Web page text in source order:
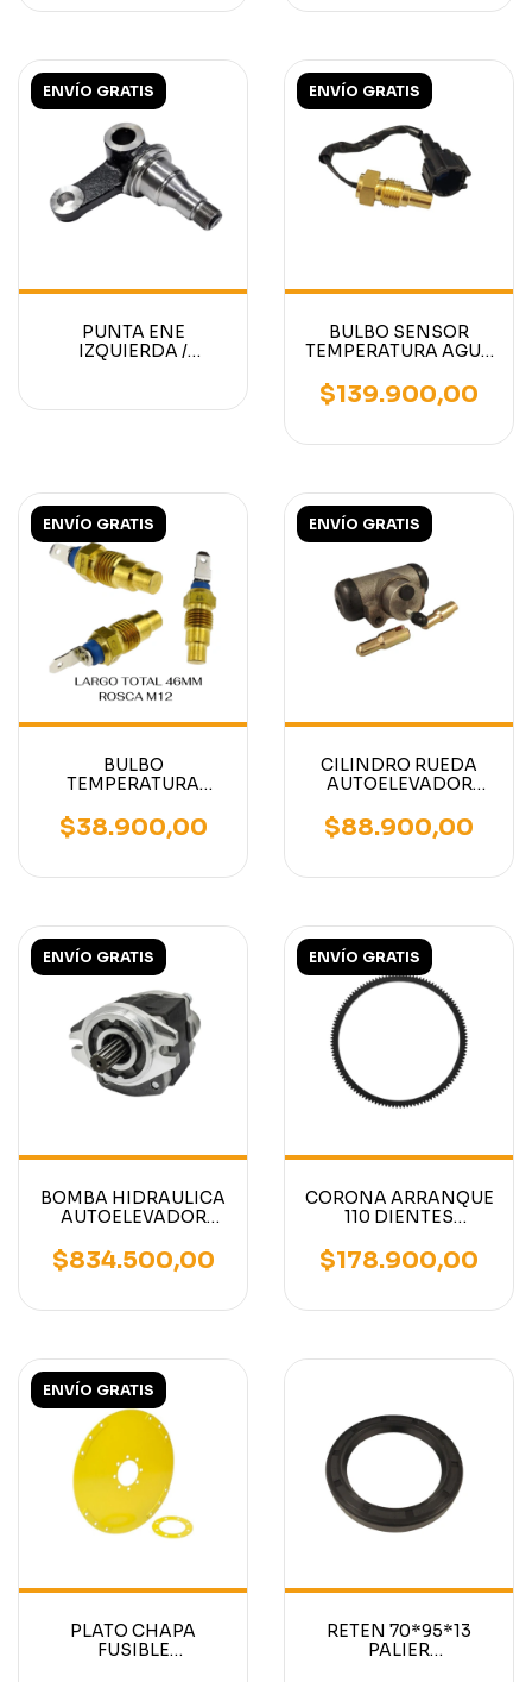
ENVÍO GRATIS
PUNTA ENE
IZQUIERDA /
CATERPILLAR /
ENVÍO GRATIS
BULBO SENSOR
TEMPERATURA AGUA
S4S
$139.900,00
ENVÍO GRATIS
BULBO
TEMPERATURA
MOTOR NISSAN H15,
H20-
2,H25,K15,K21,K25,TD27,QD32
$38.900,00
ENVÍO GRATIS
CILINDRO RUEDA
AUTOELEVADOR
NISSAN / KOMATSU 1
1/8 ACEITE
$88.900,00
ENVÍO GRATIS
BOMBA HIDRAULICA
AUTOELEVADOR
CATERPILLAR
2500KG 3000KG
$834.500,00
ENVÍO GRATIS
CORONA ARRANQUE
110 DIENTES
MITSUBISHI /
CATERPILLAR
$178.900,00
ENVÍO GRATIS
PLATO CHAPA
FUSIBLE
RETEN 70*95*13
PALIER